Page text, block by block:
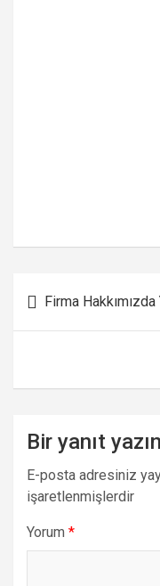
gezinmesi
Firma Hakkımızda
Bir yanıt yazın
E-posta adresiniz
işaretlenmişlerdir
Yorum *